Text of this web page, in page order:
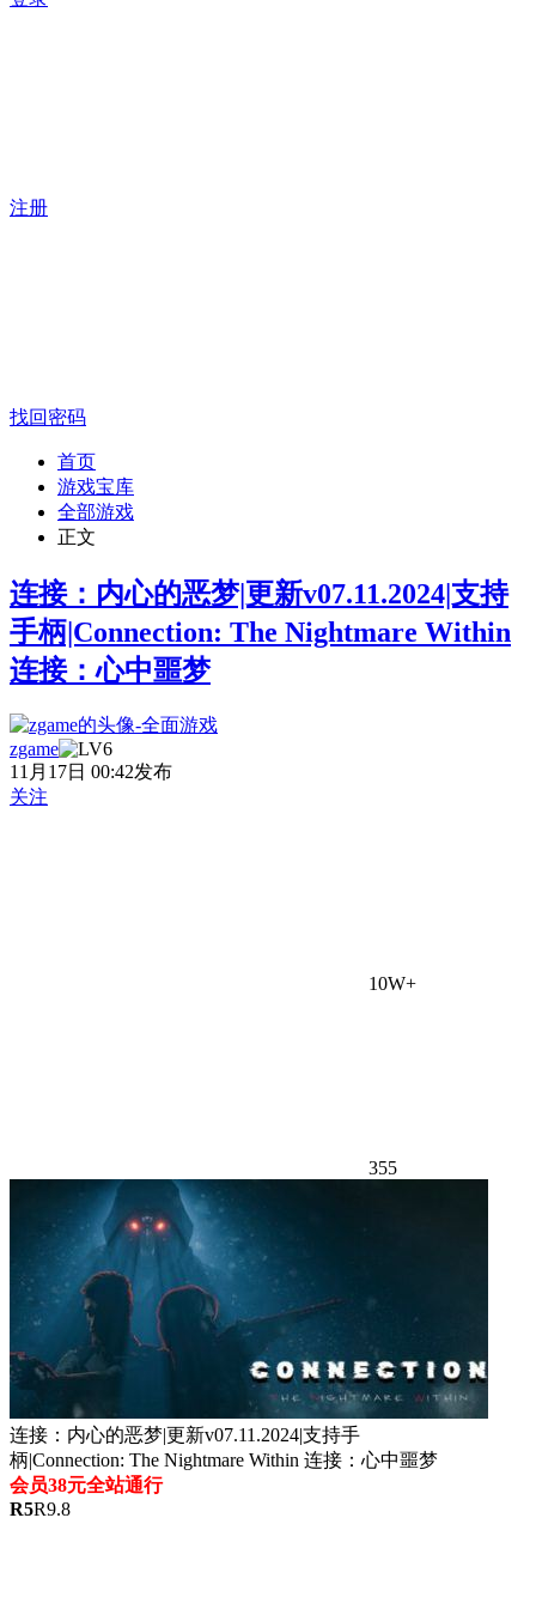
注册
找回密码
首页
游戏宝库
全部游戏
正文
连接：内心的恶梦|更新v07.11.2024|支持
手柄|Connection: The Nightmare Within
连接：心中噩梦
zgame
11月17日 00:42发布
关注
10W+
355
连接：内心的恶梦|更新v07.11.2024|支持手
柄|Connection: The Nightmare Within 连接：心中噩梦
会员38元全站通行
R5R9.8